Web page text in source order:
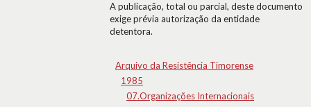
A publicação, total ou parcial, deste documento
exige prévia autorização da entidade
detentora.
Arquivo da Resistência Timorense
1985
07.Organizações Internacionais